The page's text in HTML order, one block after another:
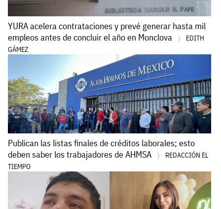
YURA acelera contrataciones y prevé generar hasta mil
empleos antes de concluir el año en Monclova
EDITH
GÁMEZ
Publican las listas finales de créditos laborales; esto
deben saber los trabajadores de AHMSA
REDACCIÓN EL
TIEMPO